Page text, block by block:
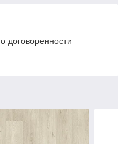
договоренности